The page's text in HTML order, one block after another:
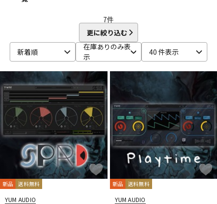
ベース ウクレレ
ドラム パーカッション
キーボード 電子ピアノ
管楽器 その他楽器
エフェクター
7件
更に絞り込む
新着順
在庫ありのみ表
示
40 件表示
新品 送料無料
YUM AUDIO
新品 送料無料
YUM AUDIO